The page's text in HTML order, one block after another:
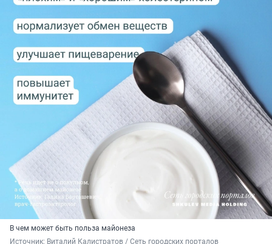
В чем может быть польза майонеза
Источник: Виталий Калистратов / Сеть городских порталов